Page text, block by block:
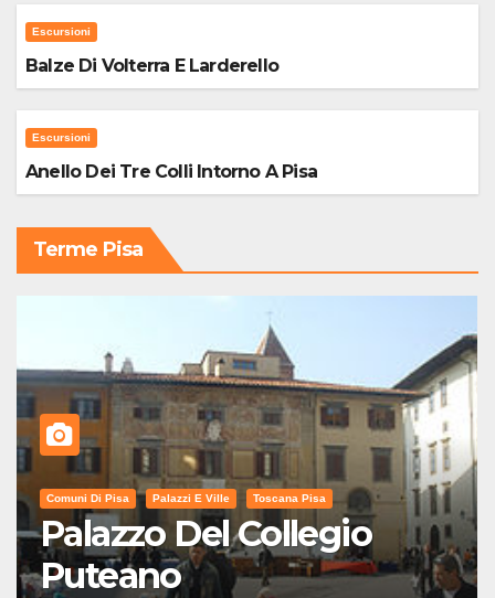
Escursioni
Balze Di Volterra E Larderello
Escursioni
Anello Dei Tre Colli Intorno A Pisa
Terme Pisa
Comuni Di Pisa Palazzi E Ville Toscana Pisa
Palazzo Del Collegio
Puteano